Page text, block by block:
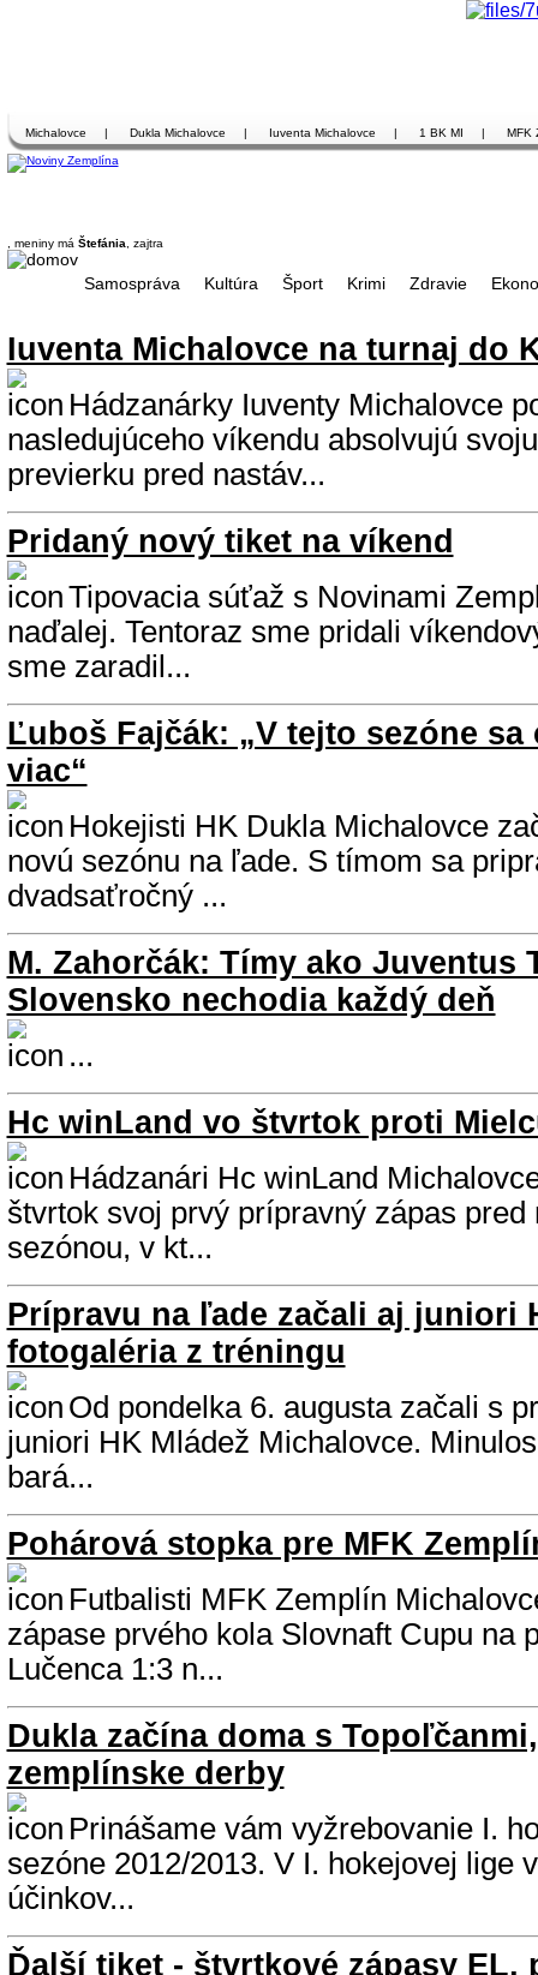
Michalovce | Dukla Michalovce | Iuventa Michalovce | 1 BK MI | MFK
, meniny má Štefánia , zajtra
Samospráva Kultúra Šport Krimi Zdravie
Iuventa Michalovce na turnaj do
Hádzanárky Iuventy Michalovce
nasledujúceho víkendu absolvujú
previerku pred nastáv...
Pridaný nový tiket na víkend
Tipovacia súťaž s Novinami
naďalej. Tentoraz sme pridali
sme zaradil...
Ľuboš Fajčák: „V tejto sezóne
viac“
Hokejisti HK Dukla Michalovce
novú sezónu na ľade. S tímom sa
dvadsaťročný ...
M. Zahorčák: Tímy ako Juventus
Slovensko nechodia každý deň
...
Hc winLand vo štvrtok proti
Hádzanári Hc winLand
štvrtok svoj prvý prípravný zápas pred
sezónou, v kt...
Prípravu na ľade začali aj juniori
fotogaléria z tréningu
Od pondelka 6. augusta začali s
juniori HK Mládež Michalovce.
bará...
Pohárová stopka pre MFK
Futbalisti MFK Zemplín
zápase prvého kola Slovnaft Cupu na
Lučenca 1:3 n...
Dukla začína doma s
zemplínske derby
Prinášame vám vyžrebovanie I.
sezóne 2012/2013. V I. hokejovej lige
účinkov...
Ďalší tiket - štvrtkové zápasy EL,